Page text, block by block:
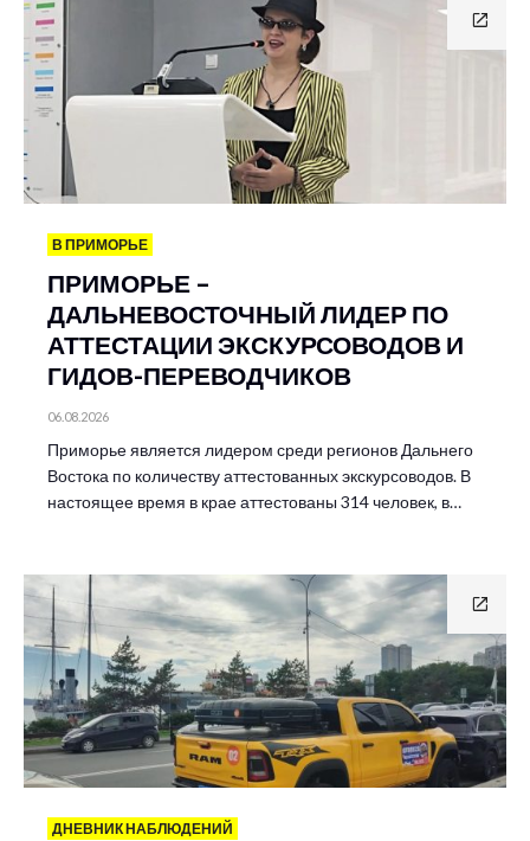
В ПРИМОРЬЕ
ПРИМОРЬЕ –
ДАЛЬНЕВОСТОЧНЫЙ ЛИДЕР ПО
АТТЕСТАЦИИ ЭКСКУРСОВОДОВ И
ГИДОВ-ПЕРЕВОДЧИКОВ
06.08.2026
Приморье является лидером среди регионов Дальнего
Востока по количеству аттестованных экскурсоводов. В
настоящее время в крае аттестованы 314 человек, в…
ДНЕВНИК НАБЛЮДЕНИЙ